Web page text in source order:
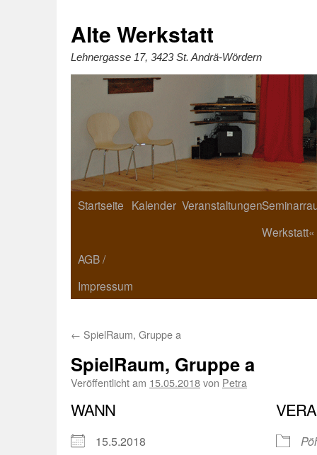
Alte Werkstatt
Lehnergasse 17, 3423 St. Andrä-Wördern
Startseite Kalender Veranstaltungen
Werkstatt«
AGB /
Impressum
← SpielRaum, Gruppe a
SpielRaum, Gruppe a
Veröffentlicht am 15.05.2018von Petra
WANN
15.5.2018